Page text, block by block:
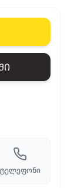
ტელეფონი